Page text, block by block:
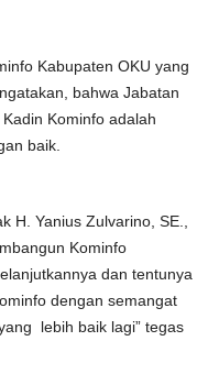
Kabupaten OKU yang
bahwa Jabatan
Kominfo adalah
baik.
H. Yanius Zulvarino, SE.,
Kominfo
dan tentunya
dengan semangat
lebih baik lagi” tegas